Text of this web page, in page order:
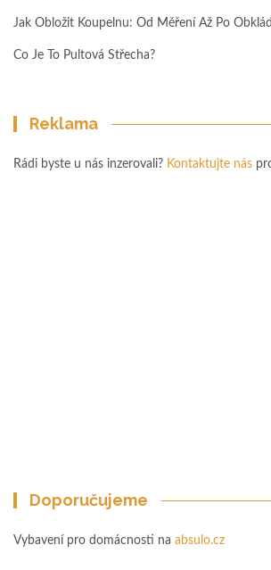
Jak Obložit Koupelnu: Od Měření Až Po
Co Je To Pultová Střecha?
Reklama
Rádi byste u nás inzerovali? Kontaktujte nás
Doporučujeme
Vybavení pro domácnosti na absulo.cz